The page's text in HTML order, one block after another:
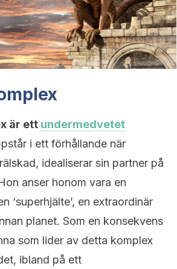
är ett undermedvetet
i ett förhållande när
idealiserar sin partner på
anser honom vara en
‘superhjälte’, en extraordinär
planet. Som en konsekvens
som lider av detta komplex
ibland på ett